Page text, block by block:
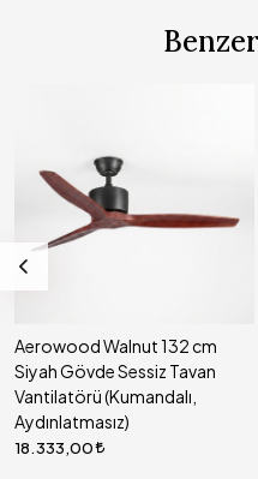
Aerowood Walnut 132 cm
Siyah Gövde Sessiz Tavan
Vantilatörü (Kumandalı,
Aydınlatmasız)
18.333,00